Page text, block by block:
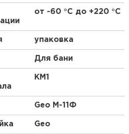
свойства.
от -60 °С до +220 °С
упаковка
Для бани
КМ1
Geo М-11Ф
Geo
кровля Брит
Knauf
Isoroc